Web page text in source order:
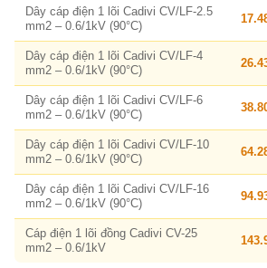
Dây cáp điện 1 lõi Cadivi CV/LF-2.5
mm2 – 0.6/1kV (90°C)
Dây cáp điện 1 lõi Cadivi CV/LF-4
mm2 – 0.6/1kV (90°C)
Dây cáp điện 1 lõi Cadivi CV/LF-6
mm2 – 0.6/1kV (90°C)
Dây cáp điện 1 lõi Cadivi CV/LF-10
mm2 – 0.6/1kV (90°C)
Dây cáp điện 1 lõi Cadivi CV/LF-16
mm2 – 0.6/1kV (90°C)
Cáp điện 1 lõi đồng Cadivi CV-25
mm2 – 0.6/1kV